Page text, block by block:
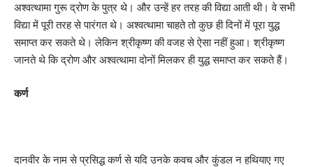
अश्वत्थामा गुरू द्रोण के पुत्र थे। और उन्हें हर तरह की विद्या आती थी। वे सभी
विद्या में पूरी तरह से पारंगत थे। अश्वत्थामा चाहते तो कुछ ही दिनों में पूरा युद्ध
समाप्त कर सकते थे। लेकिन श्रीकृष्ण की वजह से ऐसा नहीं हुआ। श्रीकृष्ण
जानते थे कि द्रोण और अश्वत्थामा दोनों मिलकर ही युद्ध समाप्त कर सकते हैं।
कर्ण
दानवीर के नाम से प्रसिद्ध कर्ण से यदि उनके कवच और कुंडल न हथियाए गए